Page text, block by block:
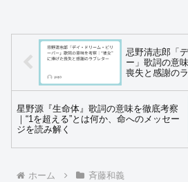
忌野清志郎「
ー」歌詞の意
喪失と感謝の
星野源『生命体』歌詞の意味を徹底考察
｜“1を超える”とは何か、命へのメッセー
ジを読み解く
ホーム 斉藤和義